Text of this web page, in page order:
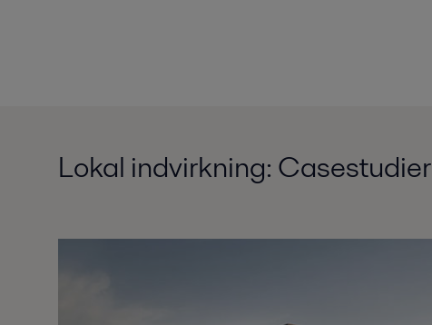
Lokal indvirkning: